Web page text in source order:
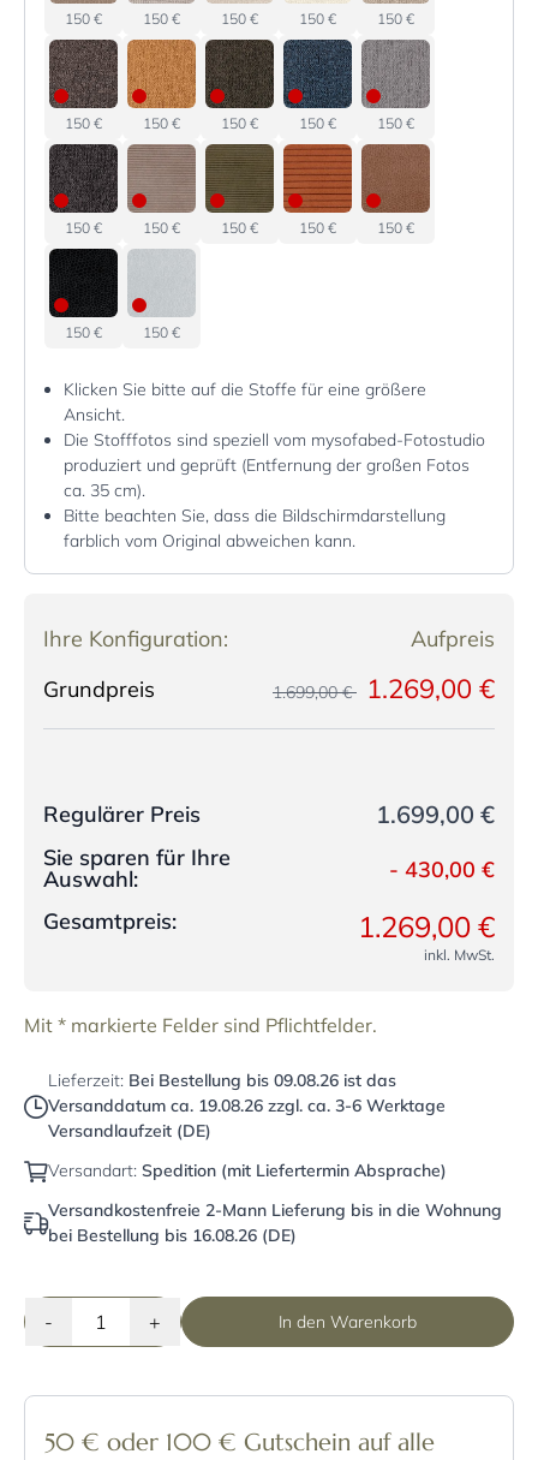
150 € 150 € 150 € 150 € 150 €
150 € 150 € 150 € 150 € 150 €
150 € 150 € 150 € 150 € 150 €
150 € 150 €
Klicken Sie bitte auf die Stoffe für eine größere
Ansicht.
Die Stofffotos sind speziell vom mysofabed-Fotostudio
produziert und geprüft (Entfernung der großen Fotos
ca. 35 cm).
Bitte beachten Sie, dass die Bildschirmdarstellung
farblich vom Original abweichen kann.
Ihre Konfiguration:
Aufpreis
Grundpreis
1.699,00 € 1.269,00 €
Regulärer Preis 1.699,00 €
Sie sparen für Ihre
Auswahl: - 430,00 €
Gesamtpreis:
1.269,00 €
inkl. MwSt.
Mit * markierte Felder sind Pflichtfelder.
Lieferzeit: Bei Bestellung bis 09.08.26 ist das
Versanddatum ca. 19.08.26 zzgl. ca. 3-6 Werktage
Versandlaufzeit (DE)
Versandart: Spedition (mit Liefertermin Absprache)
Versandkostenfreie 2-Mann Lieferung bis in die Wohnung
bei Bestellung bis 16.08.26 (DE)
- + In den Warenkorb
50 € oder 100 € Gutschein auf alle